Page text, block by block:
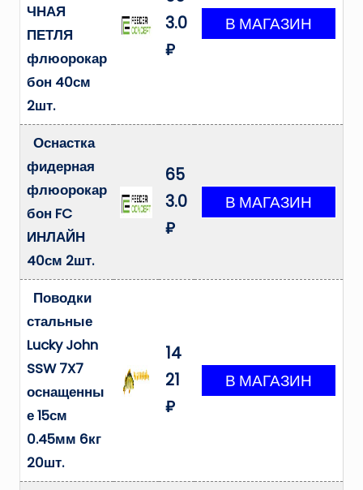
ЧНАЯ
ПЕТЛЯ
флюорокар
бон 40см
2шт.
3.0
₽
Оснастка
фидерная
флюорокар
бон FC
ИНЛАЙН
40см 2шт.
65
3.0
₽
Поводки
стальные
Lucky John
SSW 7X7
оснащенны
е 15см
0.45мм 6кг
20шт.
14
21
₽